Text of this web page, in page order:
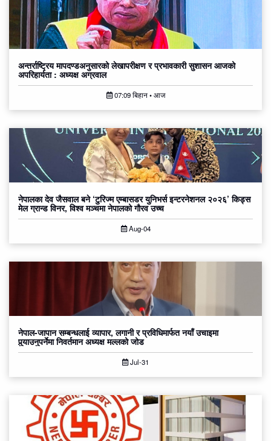
अन्तर्राष्ट्रिय मापदण्डअनुसारको लेखापरीक्षण र प्रभावकारी सुशासन आजको
अपरिहार्यता : अध्यक्ष अग्रवाल
07:09 बिहान • आज
नेपालका देव जैसवाल बने ‘टुरिज्म एम्बासडर युनिभर्स इन्टरनेशनल २०२६’ किड्स
मेल ग्रान्ड विनर, विश्व मञ्चमा नेपालको गौरव उच्च
Aug-04
नेपाल-जापान सम्बन्धलाई व्यापार, लगानी र प्रविधिमार्फत नयाँ उचाइमा
पुर्‍याउनुपर्नेमा निवर्तमान अध्यक्ष मल्लको जोड
Jul-31